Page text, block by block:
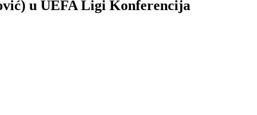
u UEFA Ligi Konferencija